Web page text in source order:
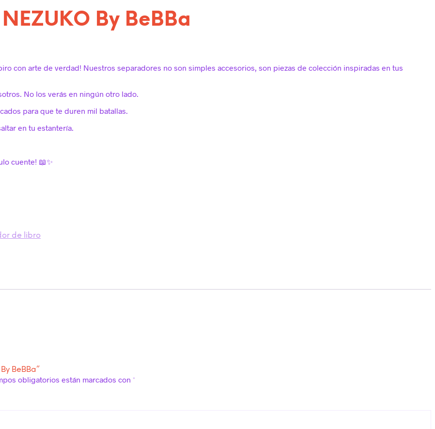
By BeBBa
con arte de verdad! Nuestros separadores no son simples accesorios, son piezas de colección inspiradas en tus
No los verás en ningún otro lado.
para que te duren mil batallas.
en tu estantería.
cuente! 📖✨
de libro
BeBBa”
obligatorios están marcados con *